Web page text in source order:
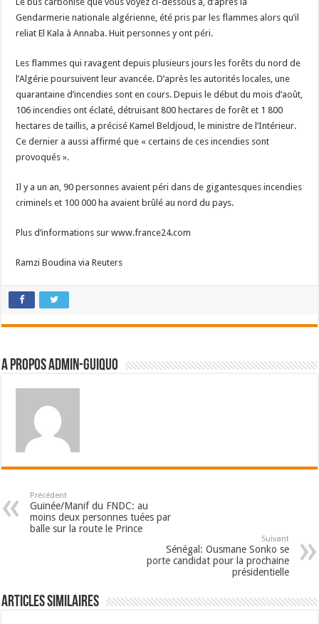
Gendarmerie nationale algérienne, été pris par les flammes alors qu’il
reliat El Kala à Annaba. Huit personnes y ont péri.
Les flammes qui ravagent depuis plusieurs jours les forêts du nord de
l’Algérie poursuivent leur avancée. D’après les autorités locales, une
quarantaine d’incendies sont en cours. Depuis le début du mois d’août,
106 incendies ont éclaté, détruisant 800 hectares de forêt et 1 800
hectares de taillis, a précisé Kamel Beldjoud, le ministre de l’Intérieur.
Ce dernier a aussi affirmé que « certains de ces incendies sont
provoqués ».
Il y a un an, 90 personnes avaient péri dans de gigantesques incendies
criminels et 100 000 ha avaient brûlé au nord du pays.
Plus d’informations sur www.france24.com
Ramzi Boudina via Reuters
A propos admin-guiquo
Précédent
Guinée/Manif du FNDC: au
moins deux personnes tuées par
balle sur la route le Prince
Suivant
Sénégal: Ousmane Sonko se
porte candidat pour la prochaine
présidentielle
Articles Similaires